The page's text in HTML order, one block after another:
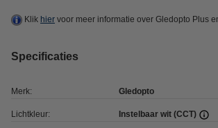
Klik hier voor meer informatie over Gledopto Plus
Specificaties
Merk: Gledopto
Lichtkleur: Instelbaar wit (CCT)